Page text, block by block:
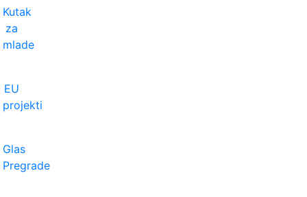
Kutak
za
mlade
EU
projekti
Glas
Pregrade